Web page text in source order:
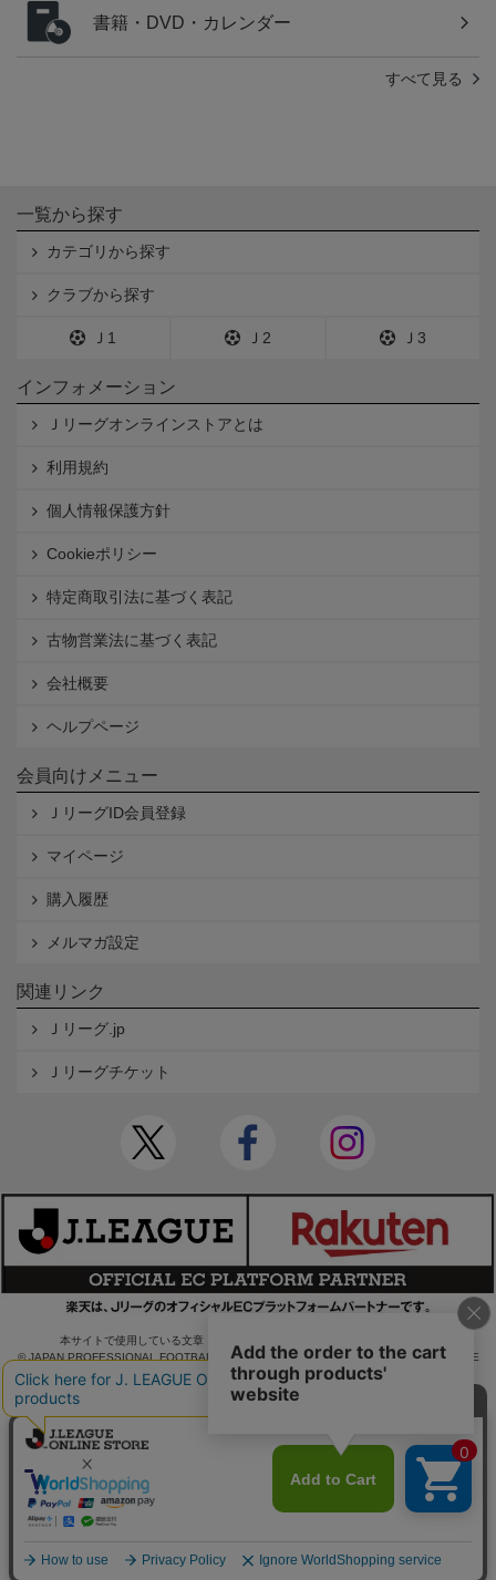
書籍・DVD・カレンダー
すべて見る
一覧から探す
カテゴリから探す
クラブから探す
Ｊ1 Ｊ2 Ｊ3
インフォメーション
Ｊリーグオンラインストアとは
利用規約
個人情報保護方針
Cookieポリシー
特定商取引法に基づく表記
古物営業法に基づく表記
会社概要
ヘルプページ
会員向けメニュー
ＪリーグID会員登録
マイページ
購入履歴
メルマガ設定
関連リンク
Ｊリーグ.jp
Ｊリーグチケット
本サイトで使用している文章・画像等の無断での複製・転載を禁止します。
© JAPAN PROFESSIONAL FOOTBALL LEAGUE Rakuten Group, Inc. ALL RIGHTS RE
SERVED.